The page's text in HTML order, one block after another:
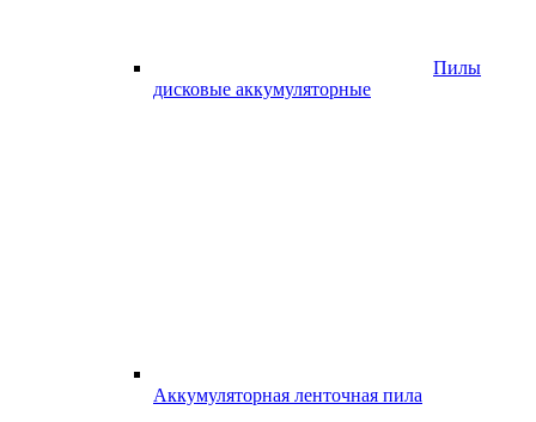
Пилы
дисковые аккумуляторные
Аккумуляторная ленточная пила